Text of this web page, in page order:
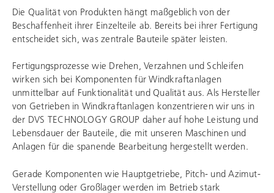
Die Qualität von Produkten hängt maßgeblich von der
Beschaffenheit ihrer Einzelteile ab. Bereits bei ihrer Fertigung
entscheidet sich, was zentrale Bauteile später leisten.
Fertigungsprozesse wie Drehen, Verzahnen und Schleifen
wirken sich bei Komponenten für Windkraftanlagen
unmittelbar auf Funktionalität und Qualität aus. Als Hersteller
von Getrieben in Windkraftanlagen konzentrieren wir uns in
der DVS TECHNOLOGY GROUP daher auf hohe Leistung und
Lebensdauer der Bauteile, die mit unseren Maschinen und
Anlagen für die spanende Bearbeitung hergestellt werden.
Gerade Komponenten wie Hauptgetriebe, Pitch- und Azimut-
Verstellung oder Großlager werden im Betrieb stark